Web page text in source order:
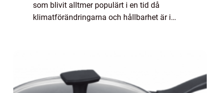
som blivit alltmer populärt i en tid då
klimatförändringarna och hållbarhet är i